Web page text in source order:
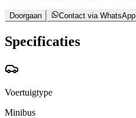
Doorgaan Contact via WhatsApp
Specificaties
Voertuigtype
Minibus